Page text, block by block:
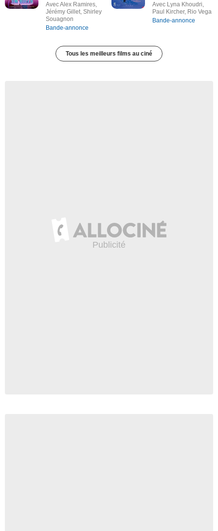
Avec Alex Ramires,
Jérémy Gillet, Shirley
Souagnon
Bande-annonce
Avec Lyna Khoudri,
Paul Kircher, Rio Vega
Bande-annonce
Tous les meilleurs films au ciné